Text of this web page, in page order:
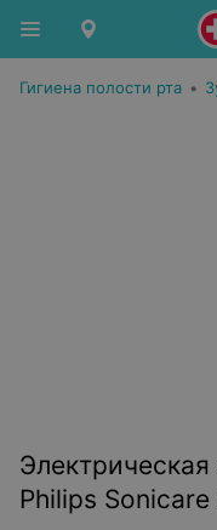
Гигиена полости рта •
Philips